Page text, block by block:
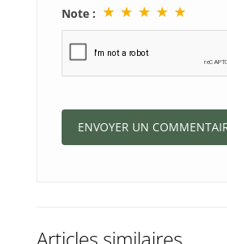
Note : ★ ★ ★ ★ ★
Articles similaires